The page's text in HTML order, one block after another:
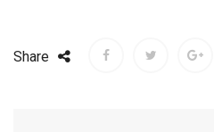
Share